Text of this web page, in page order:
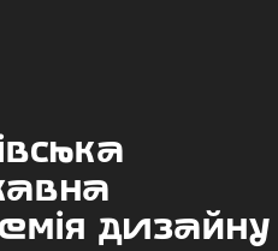
дизайну